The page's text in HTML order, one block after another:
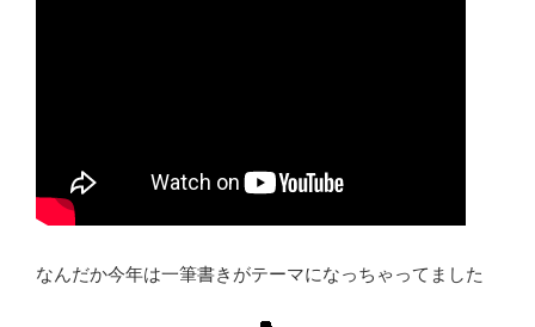
なんだか今年は一筆書きがテーマになっちゃってました